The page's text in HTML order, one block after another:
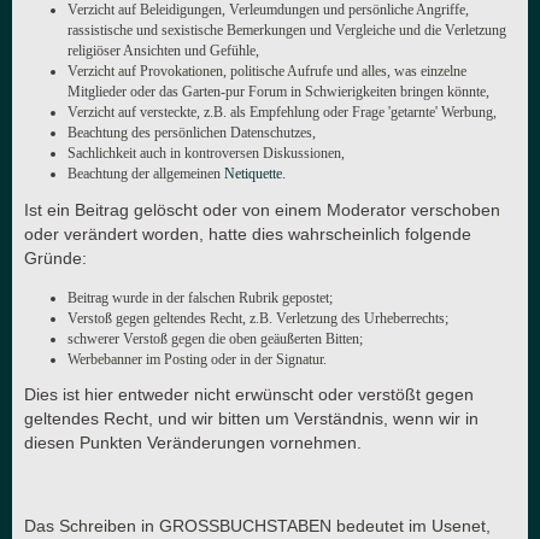
Verzicht auf Beleidigungen, Verleumdungen und persönliche Angriffe,
rassistische und sexistische Bemerkungen und Vergleiche und die Verletzung
religiöser Ansichten und Gefühle,
Verzicht auf Provokationen, politische Aufrufe und alles, was einzelne
Mitglieder oder das Garten-pur Forum in Schwierigkeiten bringen könnte,
Verzicht auf versteckte, z.B. als Empfehlung oder Frage 'getarnte' Werbung,
Beachtung des persönlichen Datenschutzes,
Sachlichkeit auch in kontroversen Diskussionen,
Beachtung der allgemeinen Netiquette.
Ist ein Beitrag gelöscht oder von einem Moderator verschoben
oder verändert worden, hatte dies wahrscheinlich folgende
Gründe:
Beitrag wurde in der falschen Rubrik gepostet;
Verstoß gegen geltendes Recht, z.B. Verletzung des Urheberrechts;
schwerer Verstoß gegen die oben geäußerten Bitten;
Werbebanner im Posting oder in der Signatur.
Dies ist hier entweder nicht erwünscht oder verstößt gegen
geltendes Recht, und wir bitten um Verständnis, wenn wir in
diesen Punkten Veränderungen vornehmen.
Das Schreiben in GROSSBUCHSTABEN bedeutet im Usenet,